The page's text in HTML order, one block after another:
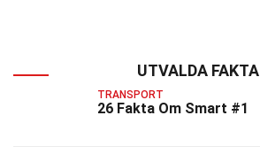
UTVALDA FAKTA
TRANSPORT
26 Fakta Om Smart #1